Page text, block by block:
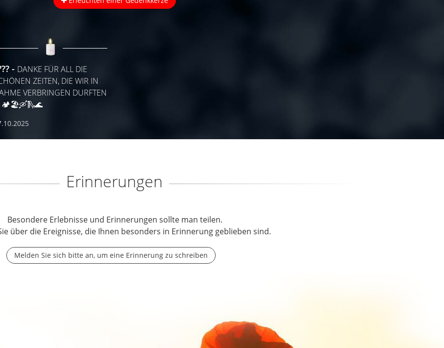
DANKE FÜR ALL DIE
ZEITEN, DIE WIR IN
VERBRINGEN DURFTEN
🏕🏖🛶🛝🌊
Erinnerungen
Besondere Erlebnisse und Erinnerungen sollte man teilen.
über die Ereignisse, die Ihnen besonders in Erinnerung geblieben sind.
Melden Sie sich bitte an, um eine Erinnerung zu schreiben